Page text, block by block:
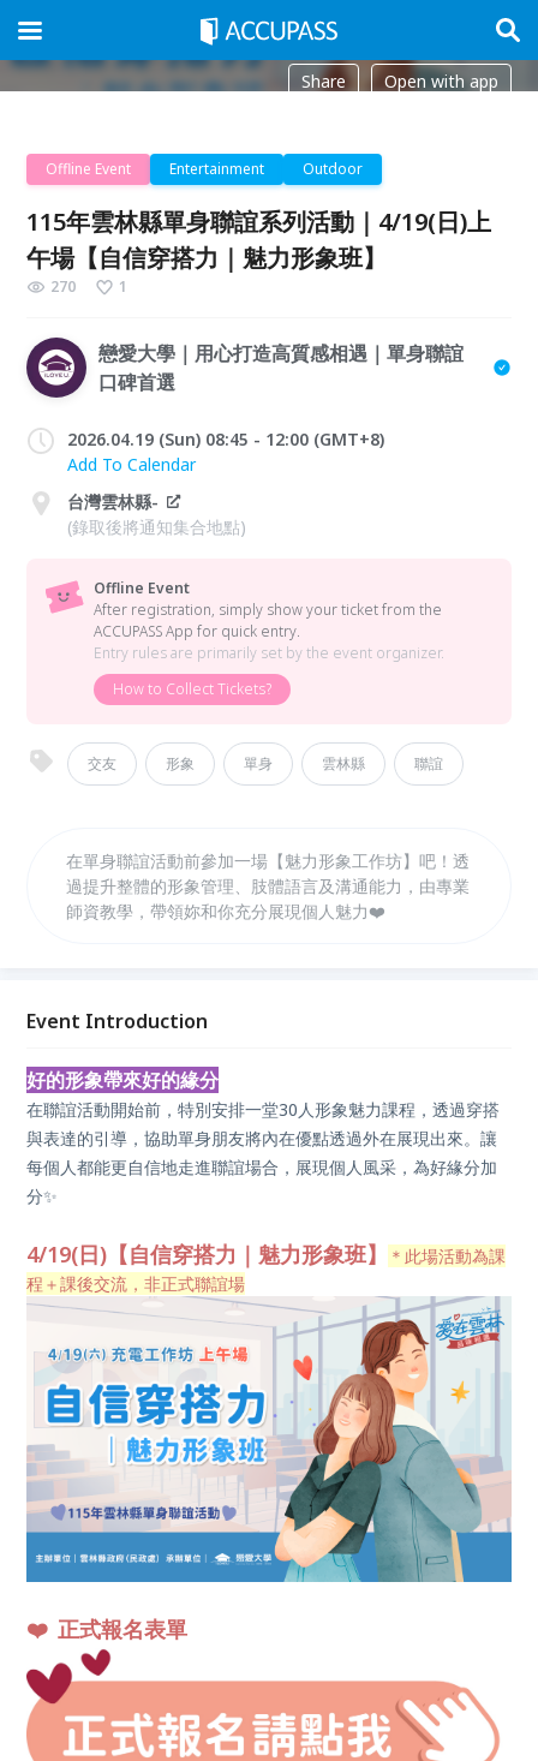
Share Open with app
Offline Event Entertainment Outdoor
115年雲林縣單身聯誼系列活動｜4/19(日)上
午場【自信穿搭力｜魅力形象班】
270 1
戀愛大學｜用心打造高質感相遇｜單身聯誼
口碑首選
2026.04.19 (Sun) 08:45 - 12:00 (GMT+8)
Add To Calendar
台灣雲林縣-
(錄取後將通知集合地點)
Offline Event
After registration, simply show your ticket from the
ACCUPASS App for quick entry.
Entry rules are primarily set by the event organizer.
How to Collect Tickets?
交友 形象 單身 雲林縣 聯誼
在單身聯誼活動前參加一場【魅力形象工作坊】吧！透
過提升整體的形象管理、肢體語言及溝通能力，由專業
師資教學，帶領妳和你充分展現個人魅力❤️
Event Introduction
好的形象帶來好的緣分
在聯誼活動開始前，特別安排一堂30人形象魅力課程，透過穿搭
與表達的引導，協助單身朋友將內在優點透過外在展現出來。讓
每個人都能更自信地走進聯誼場合，展現個人風采，為好緣分加
分✨
4/19(日)【自信穿搭力｜魅力形象班】＊此場活動為課
程＋課後交流，非正式聯誼場
❤️ 正式報名表單